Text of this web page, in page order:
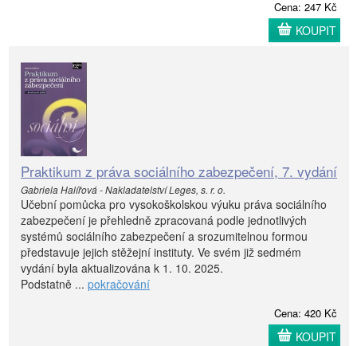
Cena: 247 Kč
KOUPIT
Praktikum z práva sociálního zabezpečení, 7. vydání
Gabriela Halířová - Nakladatelství Leges, s. r. o.
Učební pomůcka pro vysokoškolskou výuku práva sociálního
zabezpečení je přehledně zpracovaná podle jednotlivých
systémů sociálního zabezpečení a srozumitelnou formou
představuje jejich stěžejní instituty. Ve svém již sedmém
vydání byla aktualizována k 1. 10. 2025.
Podstatně ... pokračování
Cena: 420 Kč
KOUPIT